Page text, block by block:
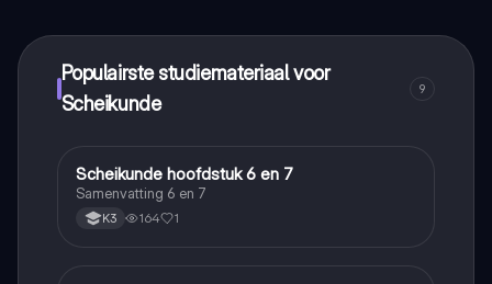
Populairste studiemateriaal voor
Scheikunde
9
Scheikunde
Scheikunde hoofdstuk 6 en 7
Samenvatting 6 en 7
K3 164 1